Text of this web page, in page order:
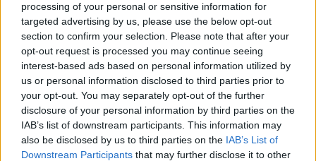
processing of your personal or sensitive information for
targeted advertising by us, please use the below opt-out
section to confirm your selection. Please note that after your
opt-out request is processed you may continue seeing
interest-based ads based on personal information utilized by
us or personal information disclosed to third parties prior to
your opt-out. You may separately opt-out of the further
disclosure of your personal information by third parties on the
IAB’s list of downstream participants. This information may
also be disclosed by us to third parties on the IAB’s List of
Downstream Participants that may further disclose it to other
Często sprawdzane
Pisownia: vendetta ,wendetta wendeta
Staszic czy Staszyc?
Dawne i współczesne użycie
Ciekawostki
marchewka— Mit o marchewce będącej owocem